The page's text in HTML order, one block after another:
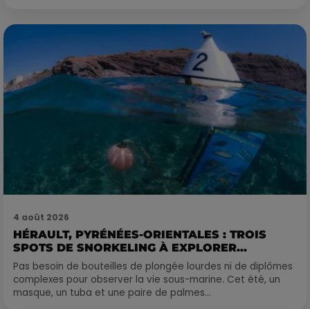
4 août 2026
HÉRAULT, PYRÉNÉES-ORIENTALES : TROIS
SPOTS DE SNORKELING À EXPLORER...
Pas besoin de bouteilles de plongée lourdes ni de diplômes
complexes pour observer la vie sous-marine. Cet été, un
masque, un tuba et une paire de palmes...